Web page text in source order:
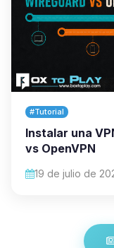
#Tutorial
Instalar una
vs OpenVPN
19 de julio de